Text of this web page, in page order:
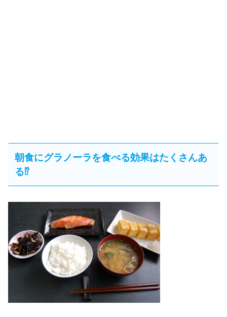
朝食にグラノーラを食べる効果はたくさんあ
る⁉